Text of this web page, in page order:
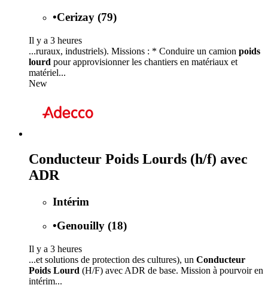
•Cerizay (79)
Il y a 3 heures
...ruraux, industriels). Missions : * Conduire un camion poids
lourd pour approvisionner les chantiers en matériaux et
matériel...
New
Conducteur Poids Lourds (h/f) avec
ADR
Intérim
•Genouilly (18)
Il y a 3 heures
...et solutions de protection des cultures), un Conducteur
Poids Lourd (H/F) avec ADR de base. Mission à pourvoir en
intérim...